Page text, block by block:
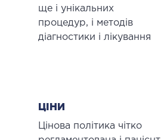
ще і унікальних
процедур, і методів
діагностики і лікування
ЦІНИ
Цінова політика чітко